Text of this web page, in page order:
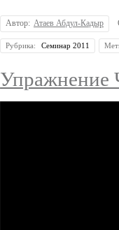
Автор: Атаев Абдул-Кадыр
Рубрика: Семинар 2011
Упражнение